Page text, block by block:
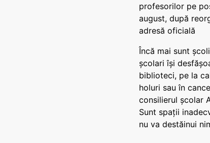
profesorilor pe
august, după
adresă oficială
Încă mai sunt
școlari își
biblioteci, pe la
holuri sau în
consilierul școlar
Sunt spații
nu va destăinui